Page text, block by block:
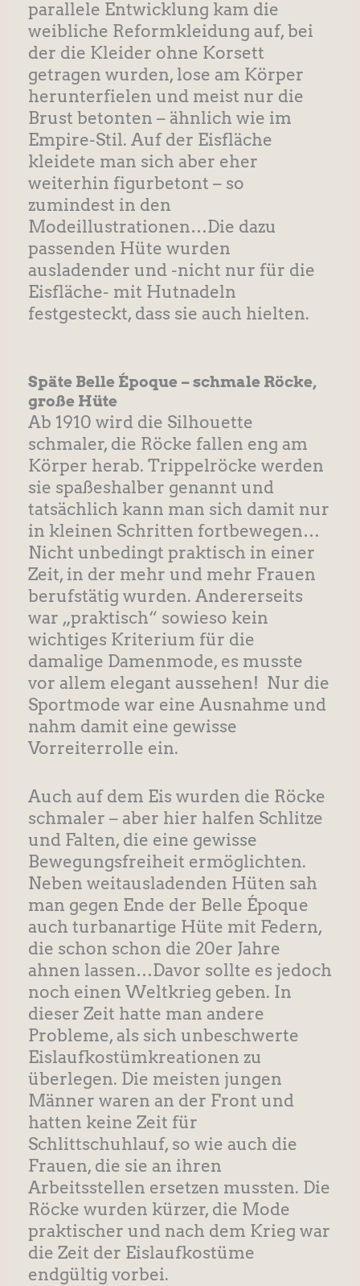
parallele Entwicklung kam die
weibliche Reformkleidung auf, bei
der die Kleider ohne Korsett
getragen wurden, lose am Körper
herunterfielen und meist nur die
Brust betonten – ähnlich wie im
Empire-Stil. Auf der Eisfläche
kleidete man sich aber eher
weiterhin figurbetont – so
zumindest in den
Modeillustrationen…Die dazu
passenden Hüte wurden
ausladender und -nicht nur für die
Eisfläche- mit Hutnadeln
festgesteckt, dass sie auch hielten.
Späte Belle Époque – schmale Röcke,
große Hüte
Ab 1910 wird die Silhouette
schmaler, die Röcke fallen eng am
Körper herab. Trippelröcke werden
sie spaßeshalber genannt und
tatsächlich kann man sich damit nur
in kleinen Schritten fortbewegen…
Nicht unbedingt praktisch in einer
Zeit, in der mehr und mehr Frauen
berufstätig wurden. Andererseits
war „praktisch“ sowieso kein
wichtiges Kriterium für die
damalige Damenmode, es musste
vor allem elegant aussehen! Nur die
Sportmode war eine Ausnahme und
nahm damit eine gewisse
Vorreiterrolle ein.
Auch auf dem Eis wurden die Röcke
schmaler – aber hier halfen Schlitze
und Falten, die eine gewisse
Bewegungsfreiheit ermöglichten.
Neben weitausladenden Hüten sah
man gegen Ende der Belle Époque
auch turbanartige Hüte mit Federn,
die schon schon die 20er Jahre
ahnen lassen…Davor sollte es jedoch
noch einen Weltkrieg geben. In
dieser Zeit hatte man andere
Probleme, als sich unbeschwerte
Eislaufkostümkreationen zu
überlegen. Die meisten jungen
Männer waren an der Front und
hatten keine Zeit für
Schlittschuhlauf, so wie auch die
Frauen, die sie an ihren
Arbeitsstellen ersetzen mussten. Die
Röcke wurden kürzer, die Mode
praktischer und nach dem Krieg war
die Zeit der Eislaufkostüme
endgültig vorbei.